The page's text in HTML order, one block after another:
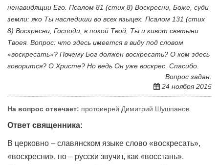
ненавидящии Его. Псалом 81 (стих 8) Воскресни, Боже, суди
земли: яко Ты наследиши во всех языцех. Псалом 131 (стих
8) Воскресни, Господи, в покой Твой, Ты и кивот святыни
Твоея. Вопрос: что здесь имеется в виду под словом
«воскресать»? Почему Бог должен воскресать? О ком здесь
говорится? О Христе? Но ведь Он уже воскрес. Спасибо.
Вопрос задан:
24 ноября 2015
На вопрос отвечает: протоиерей Димитрий Шушпанов
Ответ священника:
В церковно – славянском языке слово «воскресать»,
«воскресни», по – русски звучит, как «восстань».